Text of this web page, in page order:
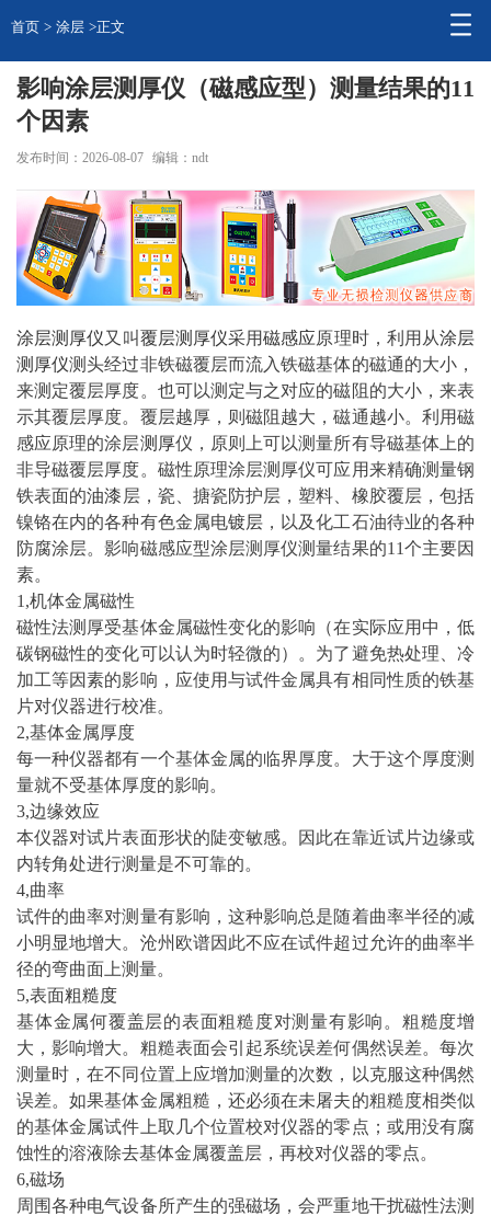
首页 > 涂层 >正文
影响涂层测厚仪（磁感应型）测量结果的11
个因素
发布时间：2026-08-07 编辑：ndt
涂层测厚仪又叫覆层测厚仪采用磁感应原理时，利用从涂层
测厚仪测头经过非铁磁覆层而流入铁磁基体的磁通的大小，
来测定覆层厚度。也可以测定与之对应的磁阻的大小，来表
示其覆层厚度。覆层越厚，则磁阻越大，磁通越小。利用磁
感应原理的涂层测厚仪，原则上可以测量所有导磁基体上的
非导磁覆层厚度。磁性原理涂层测厚仪可应用来精确测量钢
铁表面的油漆 层，瓷、搪瓷防护层，塑料、橡胶覆层，包括
镍铬在内的各种有色金属电镀层 ，以及化工石油待业的各种
防腐涂层。影响磁感应型涂层测厚仪测量结果的11个主要因
素。
1,机体金属磁性
磁性法测厚受基体金属磁性变化的影响（在实际应用中，低
碳钢磁性的变化可以认为时轻微的）。为了避免热处理、冷
加工等因素的影响，应使用与试件金属具有相同性质的铁基
片对仪器进行校准。
2,基体金属厚度
每一种仪器都有一个基体金属的临界厚度。大于这个厚度测
量就不受基体厚度的影响。
3,边缘效应
本仪器对试片表面形状的陡变敏感。因此在靠近试片边缘或
内转角处进行测量是不可靠的。
4,曲率
试件的曲率对测量有影响，这种影响总是随着曲率半径的减
小明显地增大。沧州欧谱因此不应在试件超过允许的曲率半
径的弯曲面上测量。
5,表面粗糙度
基体金属何覆盖层的表面粗糙度对测量有影响。粗糙度增
大，影响增大。粗糙表面会引起系统误差何偶然误差。每次
测量时，在不同位置上应增加测量的次数，以克服这种偶然
误差。如果基体金属粗糙，还必须在未屠夫的粗糙度相类似
的基体金属试件上取几个位置校对仪器的零点；或用没有腐
蚀性的溶液除去基体金属覆盖层，再校对仪器的零点。
6,磁场
周围各种电气设备所产生的强磁场，会严重地干扰磁性法测